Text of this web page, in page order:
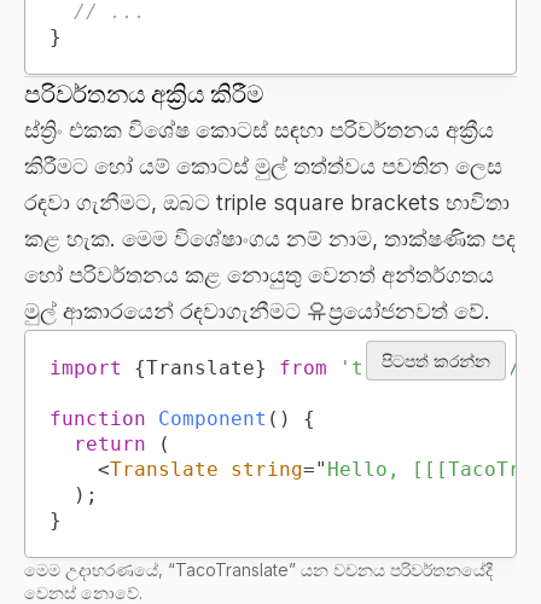
// ...
}
පරිවර්තනය අක්‍රිය කිරීම
ස්ත්‍රිං එකක විශේෂ කොටස් සඳහා පරිවර්තනය අක්‍රීය
කිරීමට හෝ යම් කොටස් මුල් තත්ත්වය පවතින ලෙස
රඳවා ගැනීමට, ඔබට triple square brackets භාවිතා
කළ හැක. මෙම විශේෂාංගය නම් නාම, තාක්ෂණික පද
හෝ පරිවර්තනය කළ නොයුතු වෙනත් අන්තර්ගතය
මුල් ආකාරයෙන් රඳවාගැනීමට 유ප්‍රයෝජනවත් වේ.
පිටපත් කරන්න
import {Translate} from 'tacotranslate/
function Component ( )
{
return
(
<Translate string=" Hello,
) ;
}
මෙම උදාහරණයේ, “TacoTranslate” යන වචනය පරිවර්තනයේදී
වෙනස් නොවේ.